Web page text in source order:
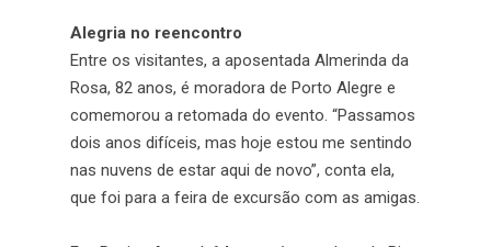
Alegria no reencontro
Entre os visitantes, a aposentada Almerinda da
Rosa, 82 anos, é moradora de Porto Alegre e
comemorou a retomada do evento. “Passamos
dois anos difíceis, mas hoje estou me sentindo
nas nuvens de estar aqui de novo”, conta ela,
que foi para a feira de excursão com as amigas.